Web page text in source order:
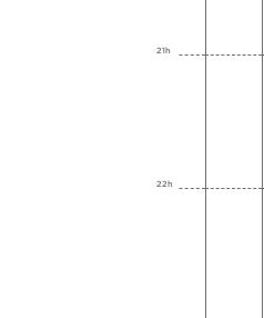
21h
22h